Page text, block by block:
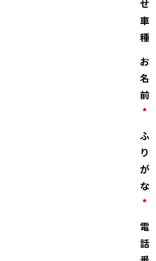
せ
車
種
お
名
前
*
ふ
り
が
な
*
電
話